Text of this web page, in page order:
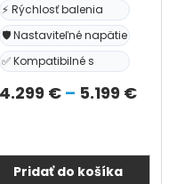
⚡ Rýchlosť balenia
🛡️ Nastaviteľné napätie
✅ Kompatibilné s
4.299 € – 5.199 €
Pridať do košíka